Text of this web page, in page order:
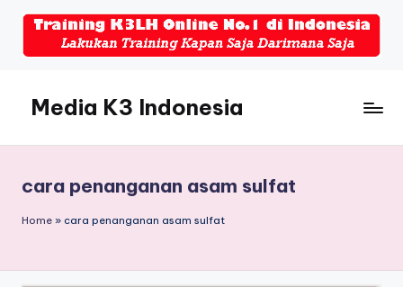
Media K3 Indonesia
Dunia
K3LH
cara penanganan asam sulfat
Home » cara penanganan asam sulfat